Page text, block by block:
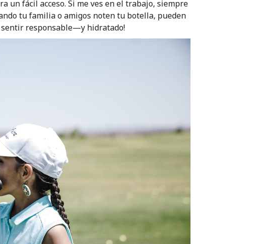
un fácil acceso. Si me ves en el trabajo, siempre
tu familia o amigos noten tu botella, pueden
sentir responsable—y hidratado!